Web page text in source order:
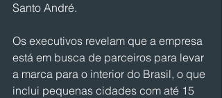
Santo André.
Os executivos revelam que a empresa
está em busca de parceiros para levar
a marca para o interior do Brasil, o que
inclui pequenas cidades com até 15